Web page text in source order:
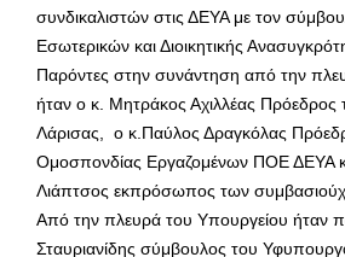
συνδικαλιστών στις ΔΕΥΑ με τον
Εσωτερικών και Διοικητικής
Παρόντες στην συνάντηση από την
ήταν ο κ. Μητράκος Αχιλλέας
Λάρισας, ο κ.Παύλος Δραγκόλας
Ομοσπονδίας Εργαζομένων ΠΟΕ ΔΕΥΑ
Λιάπτσος εκπρόσωπος των
Από την πλευρά του Υπουργείου ήταν
Σταυριανίδης σύμβουλος του